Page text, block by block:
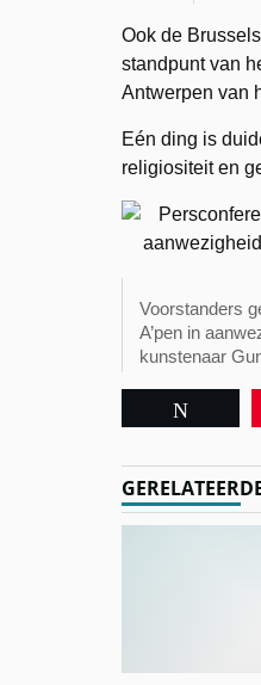
Ook de
standpunt van
Antwerpen van
Eén ding is
religiositeit en
Voorstanders
A’pen in
kunstenaar